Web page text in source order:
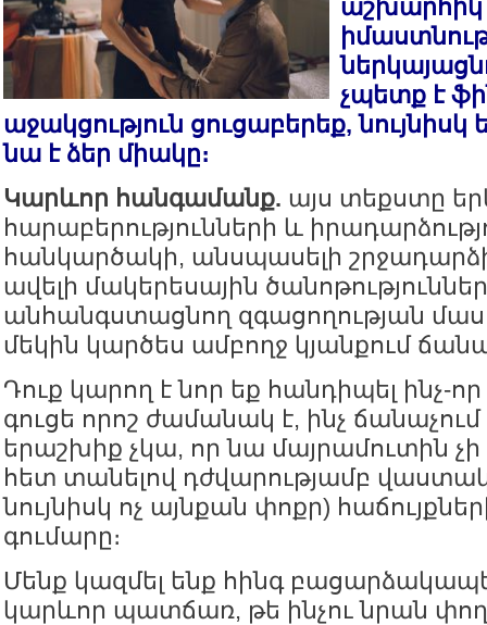
աշխարհիկ
չպետք է
աջակցություն ցուցաբերեք, նույնիսկ
նա է ձեր միակը։
Կարևոր հանգամանք. այս տեքստը
հարաբերությունների և
հանկարծակի, անսպասելի
ավելի մակերեսային
անհանգստացնող զգացողության
մեկին կարծես ամբողջ կյանքում
Դուք կարող է նոր եք հանդիպել ինչ-
գուցե որոշ ժամանակ է, ինչ ճանաչում
երաշխիք չկա, որ նա մայրամուտին
հետ տանելով դժվարությամբ
նույնիսկ ոչ այնքան փոքր)
գումարը։
Մենք կազմել ենք հինգ
կարևոր պատճառ, թե ինչու նրան փող